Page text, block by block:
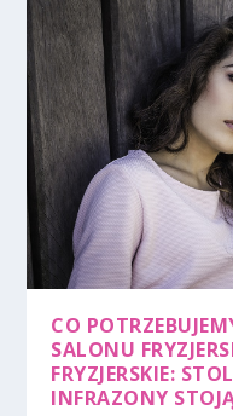
CO
SALONU
FRYZJERSKIE:
INFRAZONY